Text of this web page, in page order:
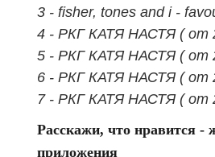
3 - fisher, tones and i -
4 - РКГ КАТЯ НАСТЯ ( от
5 - РКГ КАТЯ НАСТЯ ( от
6 - РКГ КАТЯ НАСТЯ ( от
7 - РКГ КАТЯ НАСТЯ ( от
Расскажи, что нравится -
приложения